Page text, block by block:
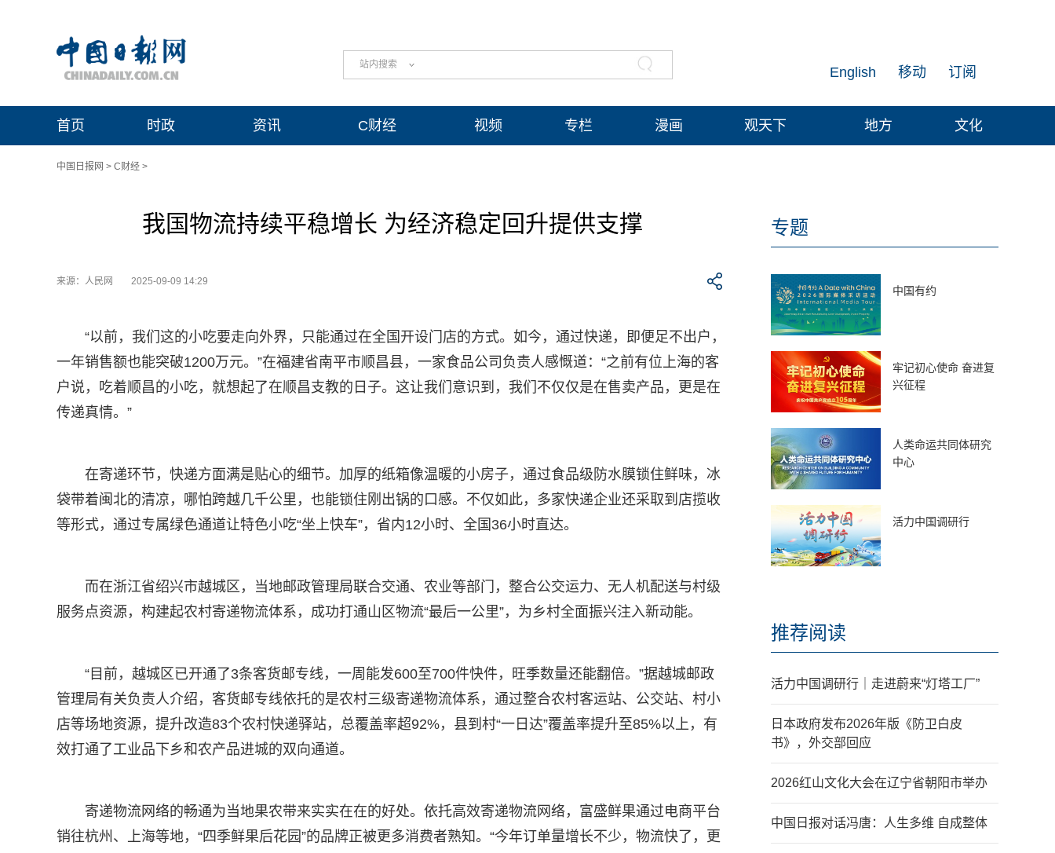
站内搜索 订阅
移动
English
首页 时政 资讯 C财经 视频 专栏 漫画 观天下 地方 文化
中国日报网 > C财经 >
我国物流持续平稳增长 为经济稳定回升提供支撑
来源：人民网 2025-09-09 14:29
“以前，我们这的小吃要走向外界，只能通过在全国开设门店的方式。如今，通过快递，即便足不出户，
一年销售额也能突破1200万元。”在福建省南平市顺昌县，一家食品公司负责人感慨道：“之前有位上海的客
户说，吃着顺昌的小吃，就想起了在顺昌支教的日子。这让我们意识到，我们不仅仅是在售卖产品，更是在
传递真情。”
在寄递环节，快递方面满是贴心的细节。加厚的纸箱像温暖的小房子，通过食品级防水膜锁住鲜味，冰
袋带着闽北的清凉，哪怕跨越几千公里，也能锁住刚出锅的口感。不仅如此，多家快递企业还采取到店揽收
等形式，通过专属绿色通道让特色小吃“坐上快车”，省内12小时、全国36小时直达。
而在浙江省绍兴市越城区，当地邮政管理局联合交通、农业等部门，整合公交运力、无人机配送与村级
服务点资源，构建起农村寄递物流体系，成功打通山区物流“最后一公里”，为乡村全面振兴注入新动能。
“目前，越城区已开通了3条客货邮专线，一周能发600至700件快件，旺季数量还能翻倍。”据越城邮政
管理局有关负责人介绍，客货邮专线依托的是农村三级寄递物流体系，通过整合农村客运站、公交站、村小
店等场地资源，提升改造83个农村快递驿站，总覆盖率超92%，县到村“一日达”覆盖率提升至85%以上，有
效打通了工业品下乡和农产品进城的双向通道。
寄递物流网络的畅通为当地果农带来实实在在的好处。依托高效寄递物流网络，富盛鲜果通过电商平台
销往杭州、上海等地，“四季鲜果后花园”的品牌正被更多消费者熟知。“今年订单量增长不少，物流快了，更
专题
中国有约
牢记初心使命 奋进复
兴征程
人类命运共同体研究
中心
活力中国调研行
推荐阅读
活力中国调研行｜走进蔚来“灯塔工厂”
日本政府发布2026年版《防卫白皮
书》，外交部回应
2026红山文化大会在辽宁省朝阳市举办
中国日报对话冯唐：人生多维 自成整体